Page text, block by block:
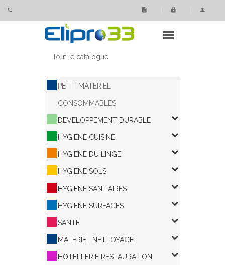
Tout le catalogue
PETIT MATERIEL
CONSOMMABLES
DEVELOPPEMENT DURABLE
HYGIENE CUISINE
HYGIENE DU LINGE
HYGIENE SOLS
HYGIENE SANITAIRES
HYGIENE SURFACES
SANTE
MATERIEL NETTOYAGE
HOTELLERIE RESTAURATION
Panneau de gestion des cookies